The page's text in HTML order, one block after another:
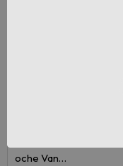
oche Van…